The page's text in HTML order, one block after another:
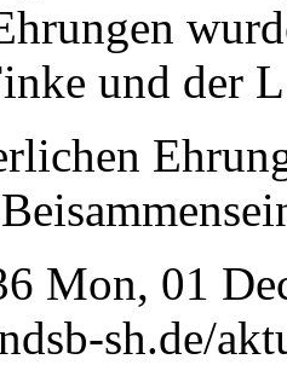
und der
Mon, 01
sh.de/